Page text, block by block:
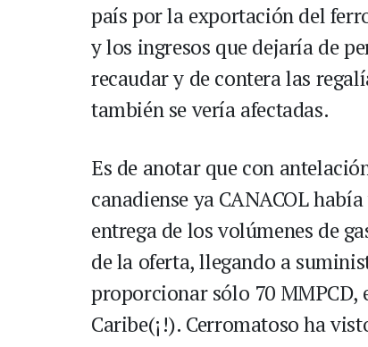
país por la exportación del
y los ingresos que dejaría de
recaudar y de contera las
también se vería afectadas.
Es de anotar que con
canadiense ya CANACOL
entrega de los volúmenes de
de la oferta, llegando a
proporcionar sólo 70 MMPCD,
Caribe(¡!). Cerromatoso ha